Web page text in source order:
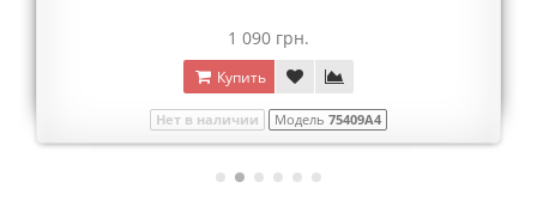
1 090 грн.
Купить
Нет в наличии Модель 75409A4